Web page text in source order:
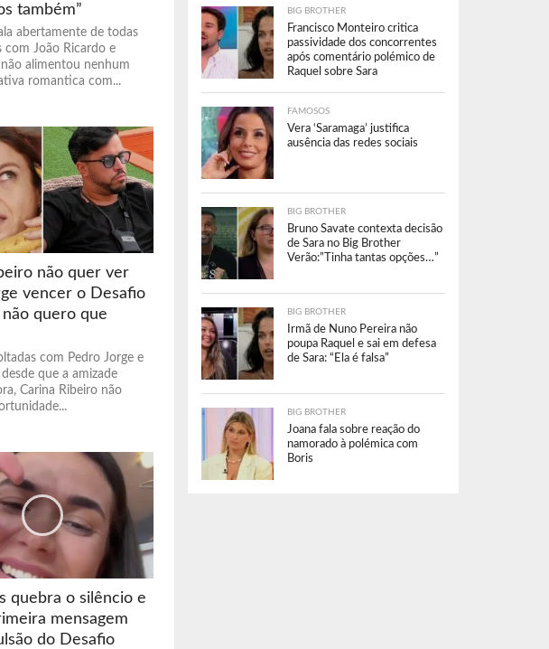
também”
abertamente de todas
com João Ricardo e
alimentou nenhum
romantica com...
não quer ver
vencer o Desafio
não quero que
com Pedro Jorge e
que a amizade
Carina Ribeiro não
quebra o silêncio e
mensagem
do Desafio
BIG BROTHER
Francisco Monteiro critica
passividade dos concorrentes
após comentário polémico de
Raquel sobre Sara
FAMOSOS
Vera ‘Saramaga’ justifica
ausência das redes sociais
BIG BROTHER
Bruno Savate contexta decisão
de Sara no Big Brother
Verão:”Tinha tantas opções…”
BIG BROTHER
Irmã de Nuno Pereira não
poupa Raquel e sai em defesa
de Sara: “Ela é falsa”
BIG BROTHER
Joana fala sobre reação do
namorado à polémica com
Boris